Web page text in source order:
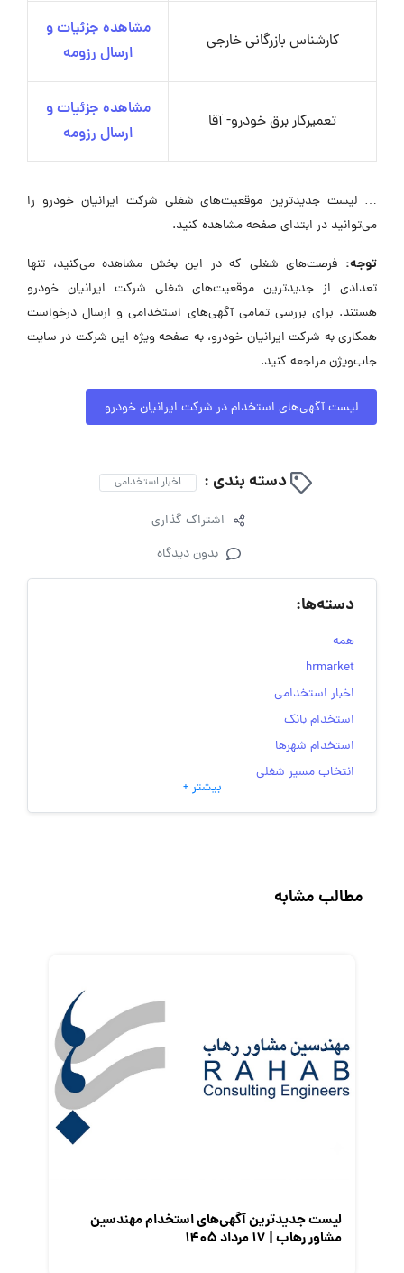
کارشناس بازرگانی خارجی
مشاهده جزئیات و
ارسال رزومه
تعمیرکار برق خودرو- آقا
مشاهده جزئیات و
ارسال رزومه
… لیست جدیدترین موقعیت‌های شغلی شرکت ایرانیان خودرو را
می‌توانید در ابتدای صفحه مشاهده کنید.
توجه: فرصت‌های شغلی که در این بخش مشاهده می‌کنید، تنها
تعدادی از جدیدترین موقعیت‌های شغلی شرکت ایرانیان خودرو
هستند. برای بررسی تمامی آگهی‌های استخدامی و ارسال درخواست
همکاری به شرکت ایرانیان خودرو، به صفحه ویژه این شرکت در سایت
جاب‌ویژن مراجعه کنید.
لیست آگهی‌های استخدام در شرکت ایرانیان خودرو
دسته بندی : اخبار استخدامی
اشتراک گذاری
بدون دیدگاه
دسته‌ها:
همه
hrmarket
اخبار استخدامی
استخدام بانک
استخدام شهرها
انتخاب مسیر شغلی
به‌روزرسانی‌های سایت (کارجویی)
رزومه
گزارش‌های آماری
مصاحبه شغلی
معرفی شرکت ها
بیشتر +
مطالب مشابه
لیست جدیدترین آگهی‌های استخدام مهندسین
مشاور رهاب | ۱۷ مرداد ۱۴۰۵